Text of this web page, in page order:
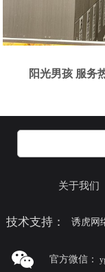
阳光男孩 服务
关于我们
技术支持： 诱虎网
官方微信：